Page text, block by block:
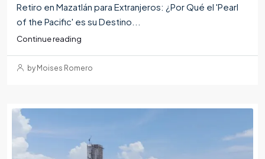
Retiro en Mazatlán para Extranjeros: ¿Por Qué el 'Pearl
of the Pacific' es su Destino...
Continue reading
by Moises Romero